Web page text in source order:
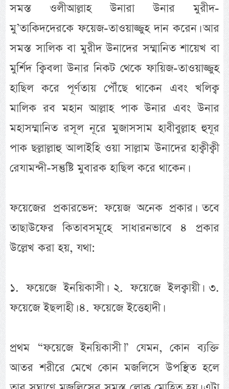
সমস্ত ওলীআল্লাহ উনারা উনার মুরীদ-
মু’তাকিদদেরকে ফয়েজ-তাওয়াজ্জুহ দান করেন। আর
সমস্ত সালিক বা মুরীদ উনাদের সম্মানিত শায়েখ বা
মুর্শিদ ক্বিবলা উনার নিকট থেকে ফায়িজ-তাওয়াজ্জুহ
হাছিল করে পূর্ণতায় পৌঁছে থাকেন এবং খলিক্ব
মালিক রব মহান আল্লাহ পাক উনার এবং উনার
মহাসম্মানিত রসূল নূরে মুজাসসাম হাবীবুল্লাহ হুযূর
পাক ছল্লাল্লাহু আলাইহি ওয়া সাল্লাম উনাদের হাক্বীক্বী
রেযামন্দী-সন্তুষ্টি মুবারক হাছিল করে থাকেন।
ফয়েজের প্রকারভেদ: ফয়েজ অনেক প্রকার। তবে
তাছাউফের কিতাবসমূহে সাধারনভাবে ৪ প্রকার
উল্লেখ করা হয়, যথা:
১. ফয়েজে ইনয়িকাসী। ২. ফয়েজে ইলক্বায়ী। ৩.
ফয়েজে ইছলাহী। ৪. ফয়েজে ইত্তেহাদী।
প্রথম “ফয়েজে ইনয়িকাসী।” যেমন, কোন ব্যক্তি
আতর শরীরে মেখে কোন মজলিসে উপস্থিত হলে